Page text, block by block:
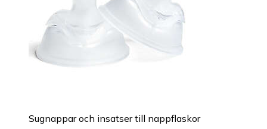
Sugnappar och insatser till nappflaskor